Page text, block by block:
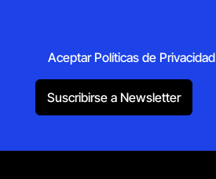
Aceptar Políticas de Privacidad
Suscribirse a Newsletter